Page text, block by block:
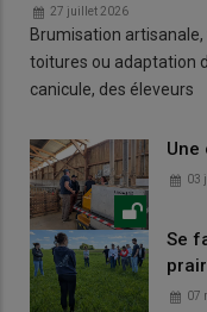
27 juillet 2026
Brumisation
toitures ou adaptation
canicule, des éleveurs
Une
03
Se
07